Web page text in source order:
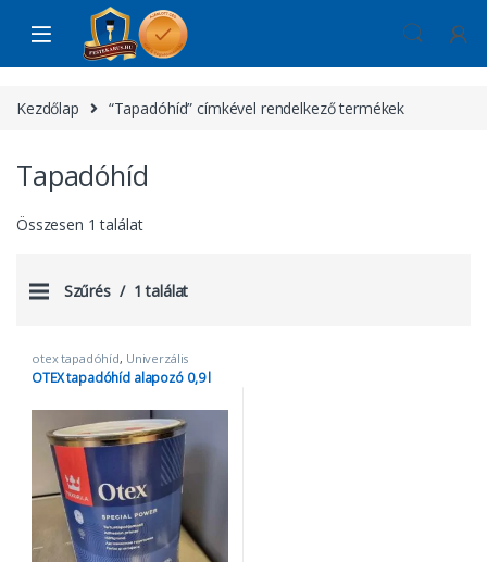
Skip to navigation
Skip to content
Kezdőlap “Tapadóhíd” címkével rendelkező termékek
Tapadóhíd
Összesen 1 találat
Szűrés 1 találat
otex tapadóhíd, Univerzális
alapozók
OTEX tapadóhíd alapozó 0,9 l